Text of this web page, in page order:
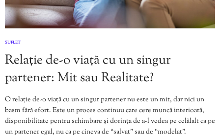
SUFLET
Relație de-o viață cu un singur
partener: Mit sau Realitate?
O relație de-o viață cu un singur partener nu este un mit, dar nici un
basm fără efort. Este un proces continuu care cere muncă interioară,
disponibilitate pentru schimbare și dorința de a-l vedea pe celălalt ca pe
un partener egal, nu ca pe cineva de “salvat” sau de “modelat”.